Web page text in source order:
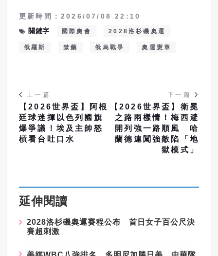
更新時間：2026/07/08 22:10
關鍵字
國際奧會 2028洛杉磯奧運
俄羅斯 禁藥 俄烏戰爭 奧運憲章
上一篇
【2026世界盃】阿根
廷球迷揮以色列國旗
爆爭議！埃及主帥怒
槓看台吐口水
下一篇
【2026世界盃】衛冕
之路兩樣情！梅西避
開列強一路順風 哈
蘭德連闖強敵陷「地
獄模式」
延伸閱讀
2028洛杉磯奧運賽程公布 首日女子百公尺決
賽超刺激